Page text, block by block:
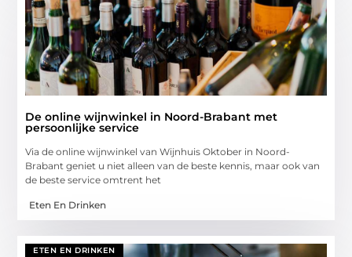
De online wijnwinkel in Noord-Brabant met
persoonlijke service
Via de online wijnwinkel van Wijnhuis Oktober in Noord-
Brabant geniet u niet alleen van de beste kennis, maar ook van
de beste service omtrent het
Eten En Drinken
ETEN EN DRINKEN